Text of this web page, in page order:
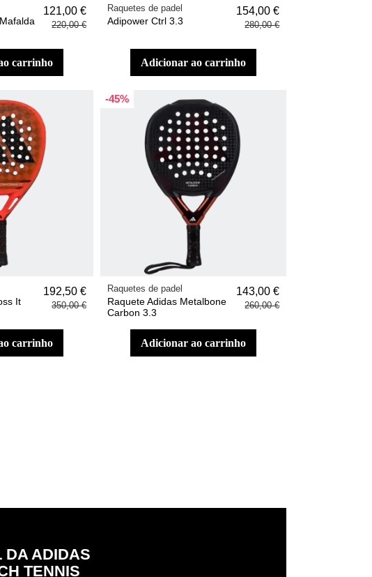
121,00 €
220,00 €
carrinho
Raquetes de padel
Adipower Ctrl 3.3
154,00 €
280,00 €
adicionar ao carrinho
It
192,50 €
350,00 €
carrinho
-45%
Raquetes de padel
Raquete Adidas Metalbone
Carbon 3.3
143,00 €
260,00 €
adicionar ao carrinho
DA ADIDAS
TENNIS